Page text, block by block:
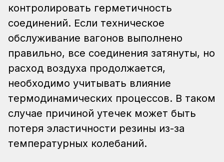
контролировать герметичность
соединений. Если техническое
обслуживание вагонов выполнено
правильно, все соединения затянуты, но
расход воздуха продолжается,
необходимо учитывать влияние
термодинамических процессов. В таком
случае причиной утечек может быть
потеря эластичности резины из-за
температурных колебаний.